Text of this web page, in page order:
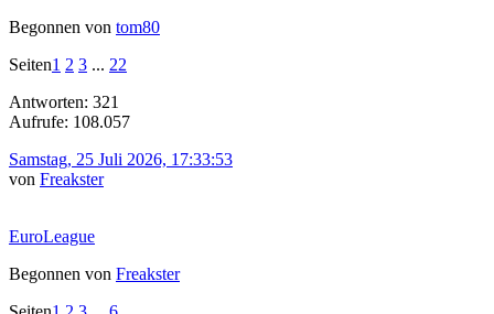
Begonnen von tom80
Seiten1 2 3 ... 22
Antworten: 321
Aufrufe: 108.057
Samstag, 25 Juli 2026, 17:33:53
von Freakster
EuroLeague
Begonnen von Freakster